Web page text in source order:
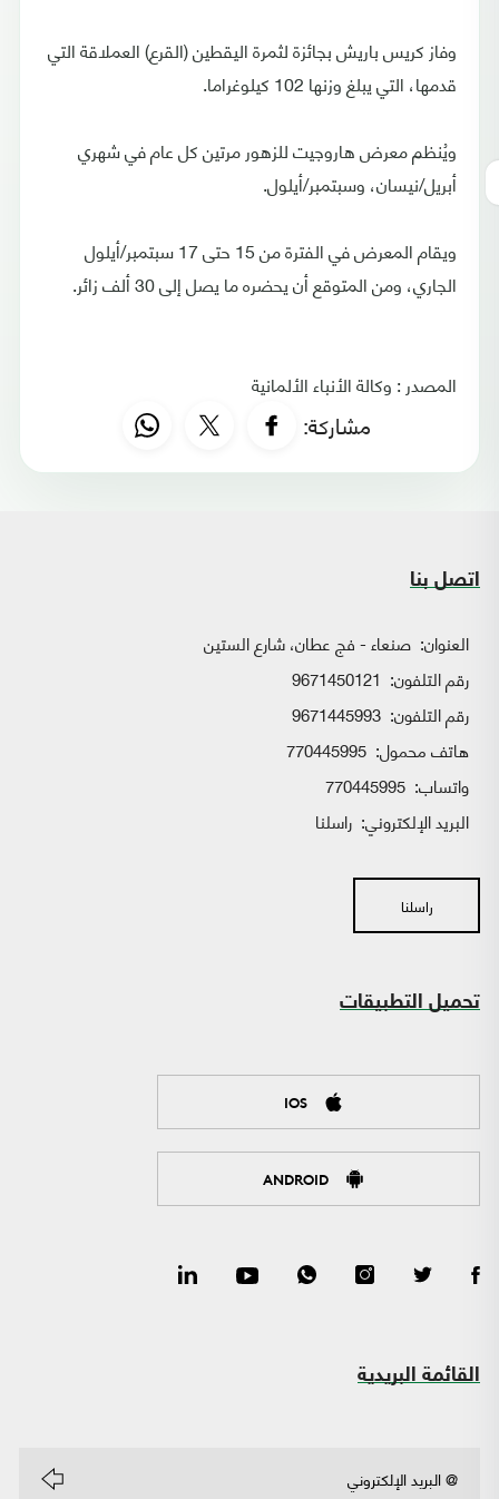
وفاز كريس باريش بجائزة لثمرة اليقطين (القرع) العملاقة التي
قدمها، التي يبلغ وزنها 102 كيلوغراما.
ويُنظم معرض هاروجيت للزهور مرتين كل عام في شهري
أبريل/نيسان، وسبتمبر/أيلول.
ويقام المعرض في الفترة من 15 حتى 17 سبتمبر/أيلول
الجاري، ومن المتوقع أن يحضره ما يصل إلى 30 ألف زائر.
المصدر : وكالة الأنباء الألمانية
مشاركة:
اتصل بنا
العنوان: صنعاء - فج عطان، شارع الستين
رقم التلفون: 9671450121
رقم التلفون: 9671445993
هاتف محمول: 770445995
واتساب:
البريد الإلكتروني: راسلنا
راسلنا
تحميل التطبيقات
IOS
ANDROID
القائمة البريدية